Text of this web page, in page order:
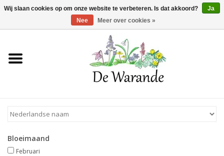
Winkelwagen >0 Artikelen - €0,00
Home
Voorjaarsbloeiers
Zomerbloeiers
Bloeimaand
Februari
Wij slaan cookies op om onze website te verbeteren. Is dat akkoord?
Ja
Nee
Meer over cookies »